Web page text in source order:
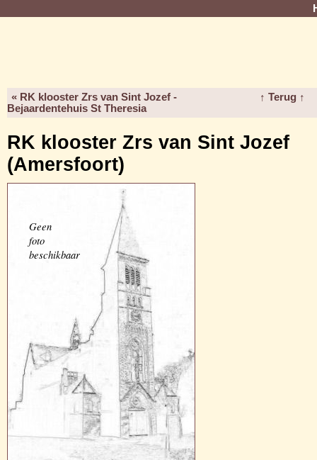
« RK klooster Zrs van Sint Jozef -
Bejaardentehuis St Theresia
↑ Terug ↑
RK klooster Zrs van Sint Jozef
(Amersfoort)
Geen
foto
beschikbaar